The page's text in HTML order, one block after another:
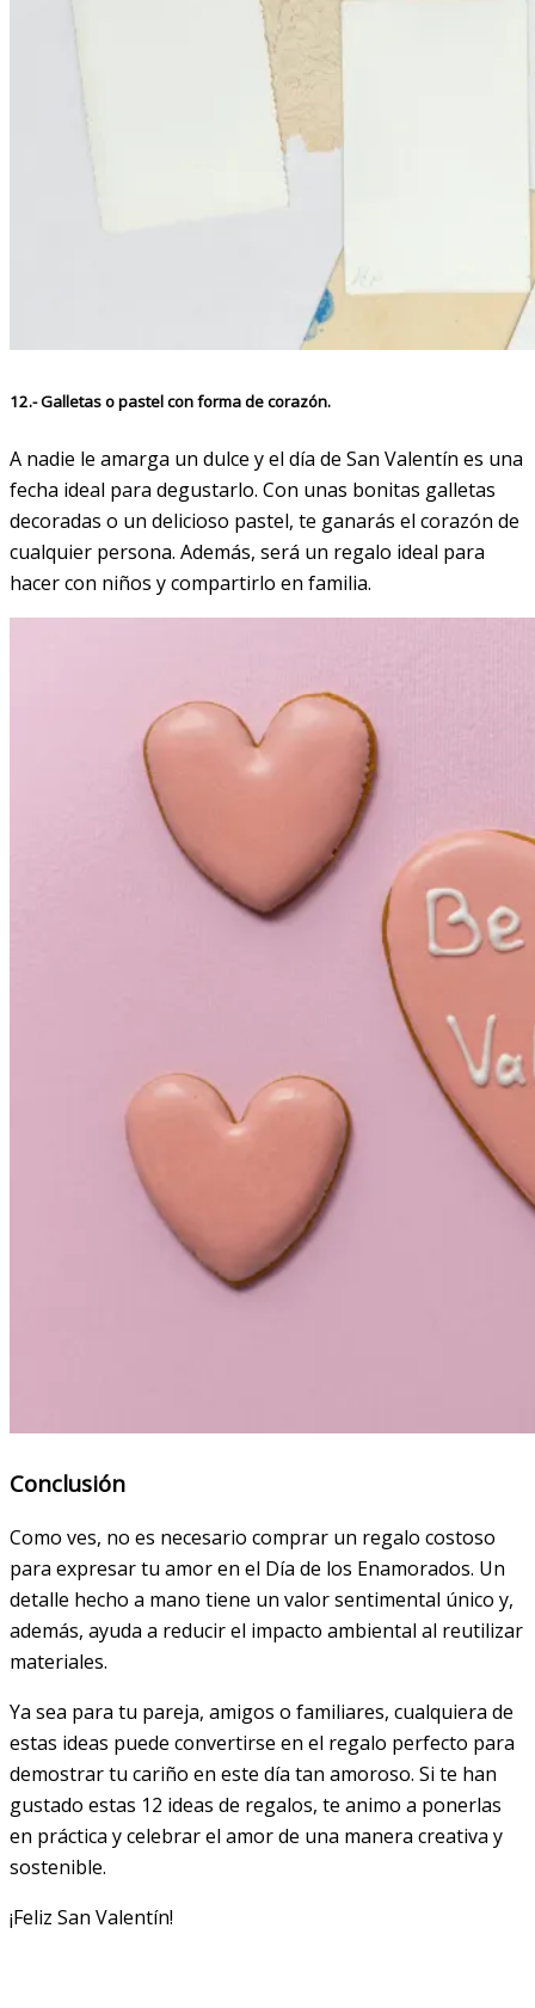
12.- Galletas o pastel con forma de corazón.
A nadie le amarga un dulce y el día de San Valentín es una
fecha ideal para degustarlo. Con unas bonitas galletas
decoradas o un delicioso pastel, te ganarás el corazón de
cualquier persona. Además, será un regalo ideal para
hacer con niños y compartirlo en familia.
Conclusión
Como ves, no es necesario comprar un regalo costoso
para expresar tu amor en el Día de los Enamorados. Un
detalle hecho a mano tiene un valor sentimental único y,
además, ayuda a reducir el impacto ambiental al reutilizar
materiales.
Ya sea para tu pareja, amigos o familiares, cualquiera de
estas ideas puede convertirse en el regalo perfecto para
demostrar tu cariño en este día tan amoroso. Si te han
gustado estas 12 ideas de regalos, te animo a ponerlas
en práctica y celebrar el amor de una manera creativa y
sostenible.
¡Feliz San Valentín!